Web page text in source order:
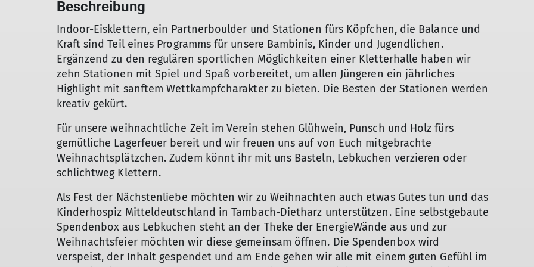
Beschreibung
Indoor-Eisklettern, ein Partnerboulder und Stationen fürs Köpfchen, die Balance und
Kraft sind Teil eines Programms für unsere Bambinis, Kinder und Jugendlichen.
Ergänzend zu den regulären sportlichen Möglichkeiten einer Kletterhalle haben wir
zehn Stationen mit Spiel und Spaß vorbereitet, um allen Jüngeren ein jährliches
Highlight mit sanftem Wettkampfcharakter zu bieten. Die Besten der Stationen werden
kreativ gekürt.
Für unsere weihnachtliche Zeit im Verein stehen Glühwein, Punsch und Holz fürs
gemütliche Lagerfeuer bereit und wir freuen uns auf von Euch mitgebrachte
Weihnachtsplätzchen. Zudem könnt ihr mit uns Basteln, Lebkuchen verzieren oder
schlichtweg Klettern.
Als Fest der Nächstenliebe möchten wir zu Weihnachten auch etwas Gutes tun und das
Kinderhospiz Mitteldeutschland in Tambach-Dietharz unterstützen. Eine selbstgebaute
Spendenbox aus Lebkuchen steht an der Theke der EnergieWände aus und zur
Weihnachtsfeier möchten wir diese gemeinsam öffnen. Die Spendenbox wird
verspeist, der Inhalt gespendet und am Ende gehen wir alle mit einem guten Gefühl im